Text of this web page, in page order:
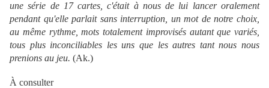
une série de 17 cartes, c'était à nous de lui lancer oralement
pendant qu'elle parlait sans interruption, un mot de notre choix,
au même rythme, mots totalement improvisés autant que variés,
tous plus inconciliables les uns que les autres tant nous nous
prenions au jeu. (Ak.)
À consulter